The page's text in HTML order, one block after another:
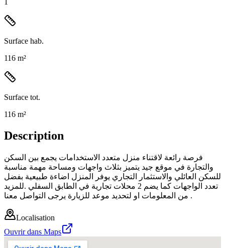
Surface hab.
116 m²
Surface tot.
116 m²
Description
فرصة رائعة لاقتناء منزل متعدد الاستخدامات يجمع بين السكن
والتجارة في موقع جيد يتميز بثلاث واجهات ومساحة مهمة مناسبة
للسكن العائلي والاستثمار التجاري يوفر المنزل اضاءة طبيعية بفضل
تعدد الواجهات كما يضم 2 محلات تجارية في الطابق السفلي .للمزيد
من المعلومات او لتحديد موعد للزيارة يرجى التواصل معنا .
Localisation
Ouvrir dans Maps